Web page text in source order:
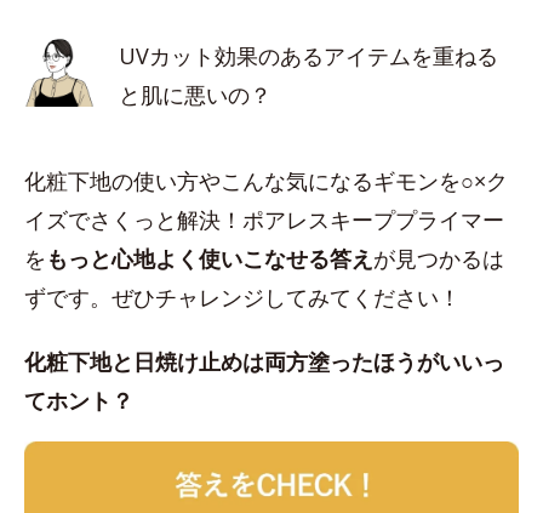
UVカット効果のあるアイテムを重ねる
と肌に悪いの？
化粧下地の使い方やこんな気になるギモンを○×ク
イズでさくっと解決！ポアレスキーププライマー
を もっと心地よく使いこなせる答え が見つかるは
ずです。ぜひチャレンジしてみてください！
化粧下地と日焼け止めは両方塗ったほうがいいっ
てホント？